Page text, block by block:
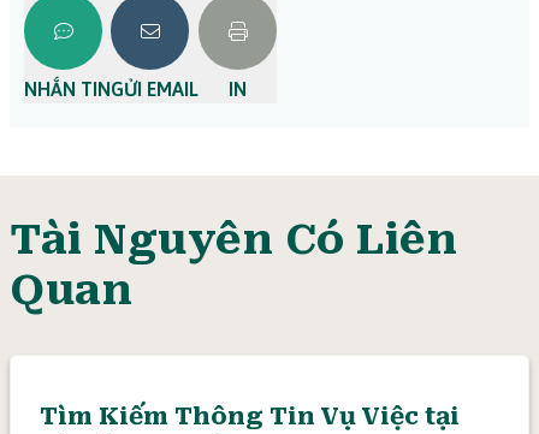
NHẮN TINGỬI EMAIL IN
Tài Nguyên Có Liên
Quan
Tìm Kiếm Thông Tin Vụ Việc tại